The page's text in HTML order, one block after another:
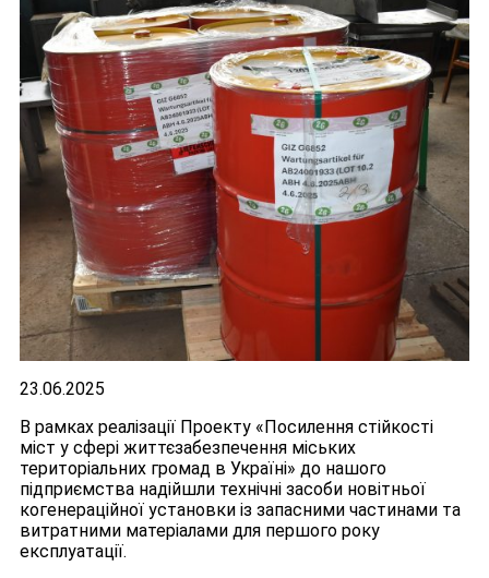
23.06.2025
В рамках реалізації Проекту «Посилення стійкості
міст у сфері життєзабезпечення міських
територіальних громад в Україні» до нашого
підприємства надійшли технічні засоби новітньої
когенераційної установки із запасними частинами та
витратними матеріалами для першого року
експлуатації.